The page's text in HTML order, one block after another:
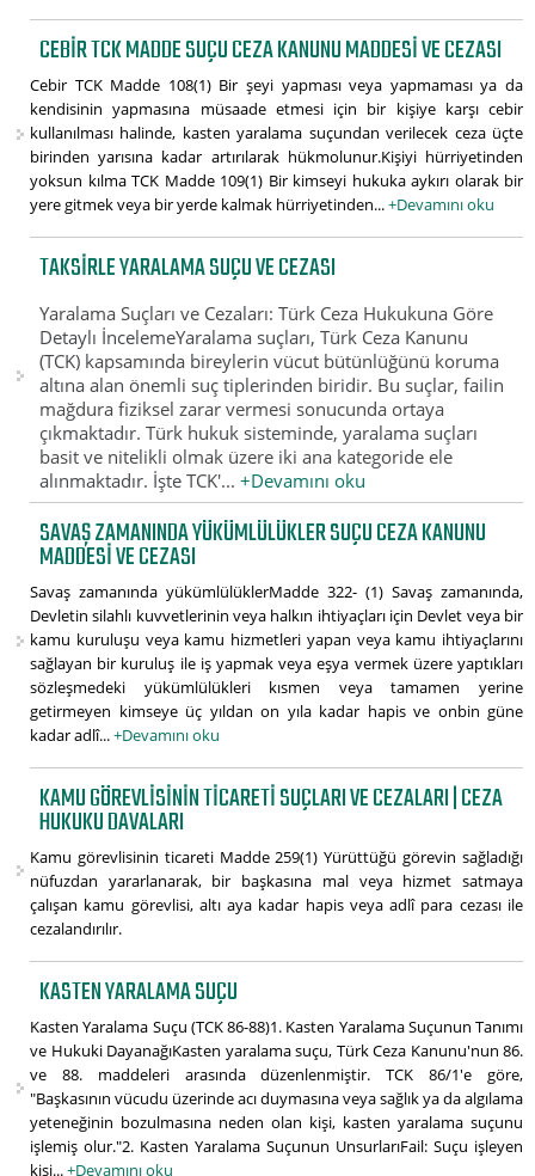
CEBIR TCK MADDE SUÇU CEZA KANUNU MADDESI VE CEZASI
Cebir TCK Madde 108(1) Bir şeyi yapması veya yapmaması ya da
kendisinin yapmasına müsaade etmesi için bir kişiye karşı cebir
kullanılması halinde, kasten yaralama suçundan verilecek ceza üçte
birinden yarısına kadar artırılarak hükmolunur.Kişiyi hürriyetinden
yoksun kılma TCK Madde 109(1) Bir kimseyi hukuka aykırı olarak bir
yere gitmek veya bir yerde kalmak hürriyetinden...+Devamını oku
TAKSIRLE YARALAMA SUÇU VE CEZASI
Yaralama Suçları ve Cezaları: Türk Ceza Hukukuna Göre
Detaylı İncelemeYaralama suçları, Türk Ceza Kanunu
(TCK) kapsamında bireylerin vücut bütünlüğünü koruma
altına alan önemli suç tiplerinden biridir. Bu suçlar, failin
mağdura fiziksel zarar vermesi sonucunda ortaya
çıkmaktadır. Türk hukuk sisteminde, yaralama suçları
basit ve nitelikli olmak üzere iki ana kategoride ele
alınmaktadır. İşte TCK'...+Devamını oku
SAVAŞ ZAMANINDA YÜKÜMLÜLÜKLER SUÇU CEZA KANUNU
MADDESI VE CEZASI
Savaş zamanında yükümlülüklerMadde 322- (1) Savaş zamanında,
Devletin silahlı kuvvetlerinin veya halkın ihtiyaçları için Devlet veya bir
kamu kuruluşu veya kamu hizmetleri yapan veya kamu ihtiyaçlarını
sağlayan bir kuruluş ile iş yapmak veya eşya vermek üzere yaptıkları
sözleşmedeki yükümlülükleri kısmen veya tamamen yerine
getirmeyen kimseye üç yıldan on yıla kadar hapis ve onbin güne
kadar adlî...+Devamını oku
KAMU GÖREVLISININ TICARETI SUÇLARI VE CEZALARI | CEZA
HUKUKU DAVALARI
Kamu görevlisinin ticareti Madde 259(1) Yürüttüğü görevin sağladığı
nüfuzdan yararlanarak, bir başkasına mal veya hizmet satmaya
çalışan kamu görevlisi, altı aya kadar hapis veya adlî para cezası ile
cezalandırılır.
KASTEN YARALAMA SUÇU
Kasten Yaralama Suçu (TCK 86-88)1. Kasten Yaralama Suçunun Tanımı
ve Hukuki DayanağıKasten yaralama suçu, Türk Ceza Kanunu'nun 86.
ve 88. maddeleri arasında düzenlenmiştir. TCK 86/1'e göre,
"Başkasının vücudu üzerinde acı duymasına veya sağlık ya da algılama
yeteneğinin bozulmasına neden olan kişi, kasten yaralama suçunu
işlemiş olur."2. Kasten Yaralama Suçunun UnsurlarıFail: Suçu işleyen
kişi...+Devamını oku